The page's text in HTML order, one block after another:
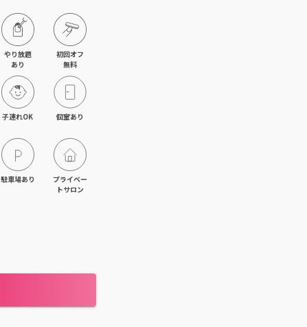
やり放題
あり
初回オフ
無料
子連れOK 個室あり
駐車場あり
プライベー
トサロン